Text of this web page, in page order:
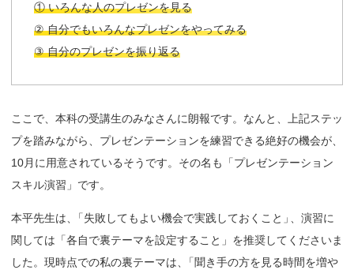
① いろんな人のプレゼンを見る
② 自分でもいろんなプレゼンをやってみる
③ 自分のプレゼンを振り返る
ここで、本科の受講生のみなさんに朗報です。なんと、上記ステッ
プを踏みながら、プレゼンテーションを練習できる絶好の機会が、
10月に用意されているそうです。その名も「プレゼンテーション
スキル演習」です。
本平先生は、 「失敗してもよい機会で実践しておくこと 」 、演習に
関しては「各自で裏テーマを設定すること」を推奨してくださいま
した。現時点での私の裏テーマは、
「聞き手の方を見る時間を増や